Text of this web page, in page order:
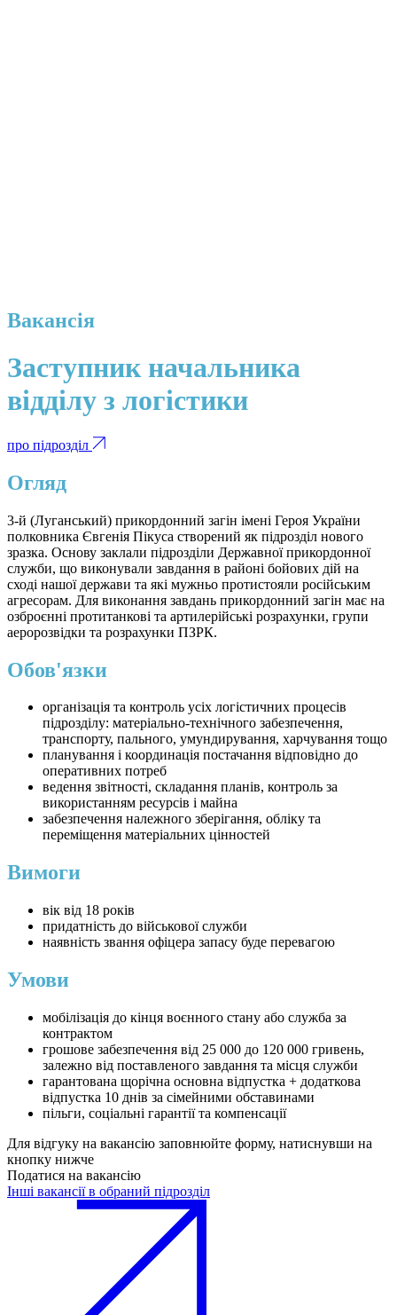
Вакансія
Заступник начальника
відділу з логістики
про підрозділ
Огляд
3-й (Луганський) прикордонний загін імені Героя України
полковника Євгенія Пікуса створений як підрозділ нового
зразка. Основу заклали підрозділи Державної прикордонної
служби, що виконували завдання в районі бойових дій на
сході нашої держави та які мужньо протистояли російським
агресорам. Для виконання завдань прикордонний загін має на
озброєнні протитанкові та артилерійські розрахунки, групи
аеророзвідки та розрахунки ПЗРК.
Обов'язки
організація та контроль усіх логістичних процесів
підрозділу: матеріально-технічного забезпечення,
транспорту, пального, умундирування, харчування тощо
планування і координація постачання відповідно до
оперативних потреб
ведення звітності, складання планів, контроль за
використанням ресурсів і майна
забезпечення належного зберігання, обліку та
переміщення матеріальних цінностей
Вимоги
вік від 18 років
придатність до військової служби
наявність звання офіцера запасу буде перевагою
Умови
мобілізація до кінця воєнного стану або служба за
контрактом
грошове забезпечення від 25 000 до 120 000 гривень,
залежно від поставленого завдання та місця служби
гарантована щорічна основна відпустка + додаткова
відпустка 10 днів за сімейними обставинами
пільги, соціальні гарантії та компенсації
Для відгуку на вакансію заповнюйте форму, натиснувши на
кнопку нижче
Податися на вакансію
Інші вакансії в обраний підрозділ